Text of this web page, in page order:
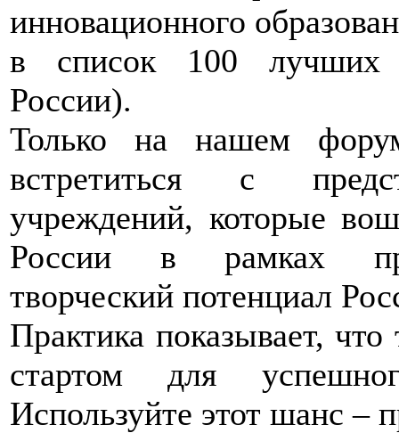
инновационного
в список 100 лучших
России).
Только на нашем
встретиться с
учреждений, которые
России в рамках
творческий потенциал
Практика показывает, что
стартом для
Используйте этот шанс –